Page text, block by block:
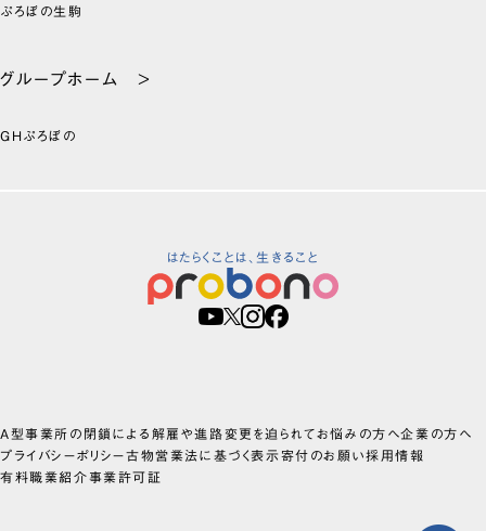
ぷろぼの生駒
グループホーム >
GHぷろぼの
はたらくことは、生きること
A型事業所の閉鎖による解雇や進路変更を迫られてお悩みの方へ企業の方へ
プライバシーポリシー古物営業法に基づく表示寄付のお願い採用情報
有料職業紹介事業許可証